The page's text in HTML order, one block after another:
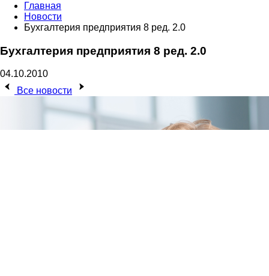
Главная
Новости
Бухгалтерия предприятия 8 ред. 2.0
Бухгалтерия предприятия 8 ред. 2.0
04.10.2010
Все новости